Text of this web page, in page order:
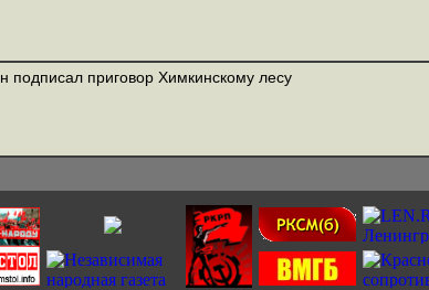
подписал приговор Химкинскому лесу